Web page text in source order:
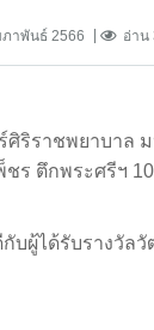
าพันธ์ 2566 อ่าน
ศิริราชพยาบาล
ร ตึกพระศรีฯ
บผู้ได้รับรางวัล